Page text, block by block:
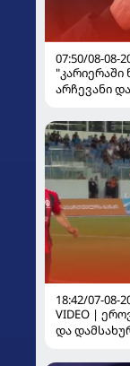
07:50/08-08-
"კარიერაში
არჩევანი
18:42/07-08-
VIDEO |
და